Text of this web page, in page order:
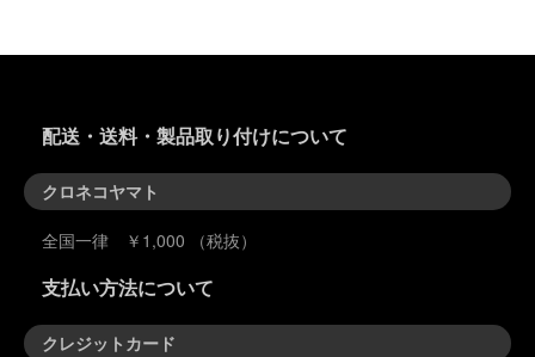
配送・送料・製品取り付けについて
クロネコヤマト
全国一律 ￥1,000 （税抜）
支払い方法について
クレジットカード